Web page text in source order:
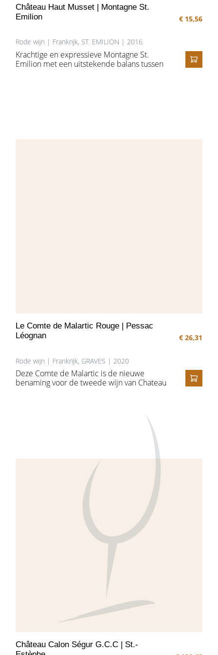
Château Haut Musset | Montagne St.
Emilion
€ 15,56
Rode wijn | Frankrijk, ST. EMILION | 2016
Krachtige en expressieve Montagne St.
Emilion met een uitstekende balans tussen
IN
Le Comte de Malartic Rouge | Pessac
Léognan
€ 26,31
Rode wijn | Frankrijk, GRAVES | 2020
Deze Comte de Malartic is de nieuwe
benaming voor de tweede wijn van Chateau
achtergrond toetsen van potloodslijpsel,
schors en zwarte peper. Medium tot volle
body in de mond, sappig met zachte tannine
IN
Château Calon Ségur G.C.C | St.-